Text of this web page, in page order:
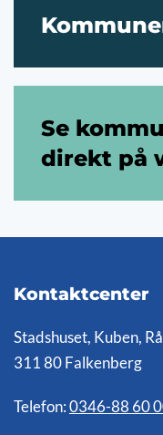
Se
direkt på
Kontaktcenter
Stadshuset, Kuben,
311 80 Falkenberg
Telefon: 0346-88 60